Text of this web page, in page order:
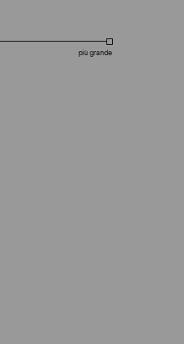
più grande